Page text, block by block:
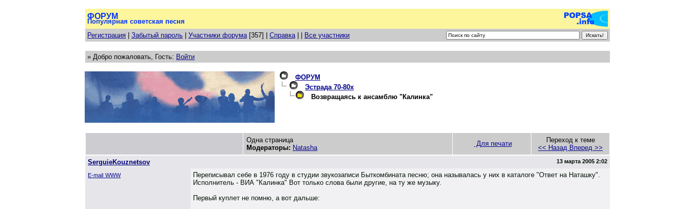
ФОРУМ
Популярная советская песня
Регистрация
Забытый пароль Участники форума[357] | Справка| | Все участники
» Добро пожаловать, Гость: Войти
ФОРУМ
Эстрада 70-80х
Возвращаясь к ансамблю "Калинка"
Одна страница
Модераторы: Natasha
Для печати
Переход к теме
<< Назад Вперед >>
SerguieKouznetsov
13 марта 2005 2:02
E-mail WWW
Переписывал себе в 1976 году в студии звукозаписи Быткомбината песню; она называлась у них в каталоге "Ответ на Наташку".
Исполнитель - ВИА "Калинка" Вот только слова были другие, на ту же музыку.
Первый куплет не помню, а вот дальше: